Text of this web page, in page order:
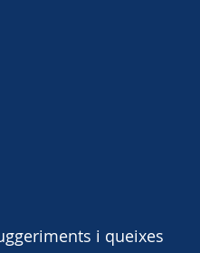
i queixes